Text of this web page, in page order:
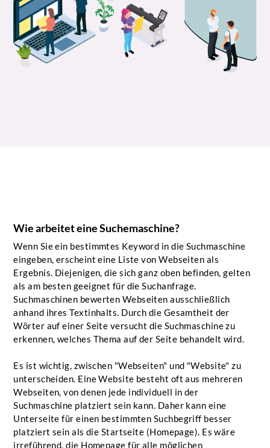
Wie arbeitet eine Suchemaschine?
Wenn Sie ein bestimmtes Keyword in die Suchmaschine
eingeben, erscheint eine Liste von Webseiten als
Ergebnis. Diejenigen, die sich ganz oben befinden, gelten
als am besten geeignet für die Suchanfrage.
Suchmaschinen bewerten Webseiten ausschließlich
anhand ihres Textinhalts. Durch die Gesamtheit der
Wörter auf einer Seite versucht die Suchmaschine zu
erkennen, welches Thema auf der Seite behandelt wird.
Es ist wichtig, zwischen "Webseiten" und "Website" zu
unterscheiden. Eine Website besteht oft aus mehreren
Webseiten, von denen jede individuell in der
Suchmaschine platziert sein kann. Daher kann eine
Unterseite für einen bestimmten Suchbegriff besser
platziert sein als die Startseite (Homepage). Es wäre
irreführend, die Homepage für alle möglichen